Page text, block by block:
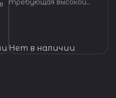
требующая высокой
нуждаются в ремонте,
Нет в наличии